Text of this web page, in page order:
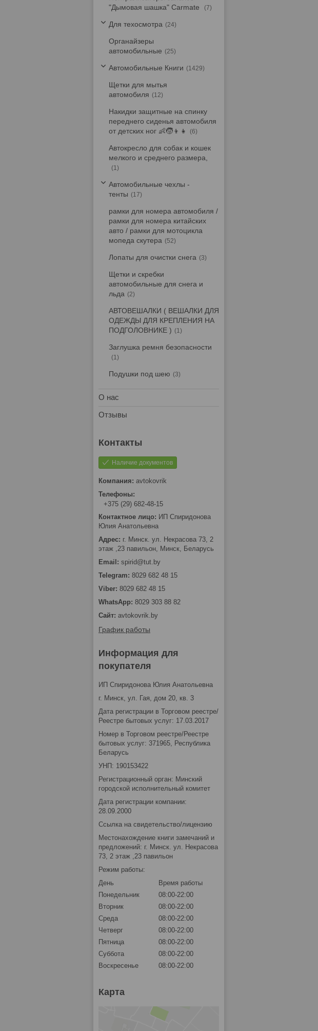
"Дымовая шашка" Carmate
7
Для техосмотра 24
Органайзеры
автомобильные
25
Автомобильные Книги 1429
Щетки для мытья
автомобиля
12
Накидки защитные на спинку
переднего сиденья автомобиля
от детских ног 👶🧒👦👧
6
Автокресло для собак и кошек
мелкого и среднего размера,
1
Автомобильные чехлы -
тенты
17
рамки для номера автомобиля /
рамки для номера китайских
авто / рамки для мотоцикла
мопеда скутера
52
Лопаты для очистки снега 3
Щетки и скребки
автомобильные для снега и
льда
2
АВТОВЕШАЛКИ ( ВЕШАЛКИ ДЛЯ
ОДЕЖДЫ ДЛЯ КРЕПЛЕНИЯ НА
ПОДГОЛОВНИКЕ )
1
Заглушка ремня безопасности
1
Подушки под шею 3
О нас
Отзывы
Наличие документов
avtokovrik
+375 (29) 682-48-15
ИП Спиридонова
Юлия Анатольевна
г. Минск. ул. Некрасова 73, 2
этаж ,23 павильон, Минск, Беларусь
spirid@tut.by
8029 682 48 15
8029 682 48 15
8029 303 88 82
avtokovrik.by
График работы
Информация для
покупателя
ИП Спиридонова Юлия Анатольевна
г. Минск, ул. Гая, дом 20, кв. 3
Дата регистрации в Торговом реестре/
Реестре бытовых услуг: 17.03.2017
Номер в Торговом реестре/Реестре
бытовых услуг: 371965, Республика
Беларусь
УНП: 190153422
Регистрационный орган: Минский
городской исполнительный комитет
Дата регистрации компании:
28.09.2000
Ссылка на свидетельство/лицензию
Местонахождение книги замечаний и
предложений: г. Минск. ул. Некрасова
73, 2 этаж ,23 павильон
Режим работы:
День
Время работы
Понедельник
08:00-22:00
Вторник
08:00-22:00
Среда
08:00-22:00
Четверг
08:00-22:00
Пятница
08:00-22:00
Суббота
08:00-22:00
Воскресенье
08:00-22:00
Карта